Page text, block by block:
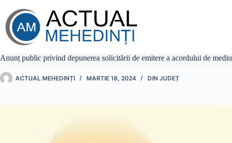
conținut
Anunț public privind depunerea solicitării de emitere a acordului de mediu
ACTUAL MEHEDINȚI MARTIE 18, 2024 DIN JUDEȚ